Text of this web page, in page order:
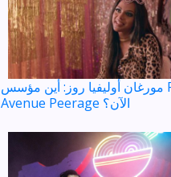
مورغان أوليفيا روز: أين مؤسس Park
Avenue Peerage الآن؟